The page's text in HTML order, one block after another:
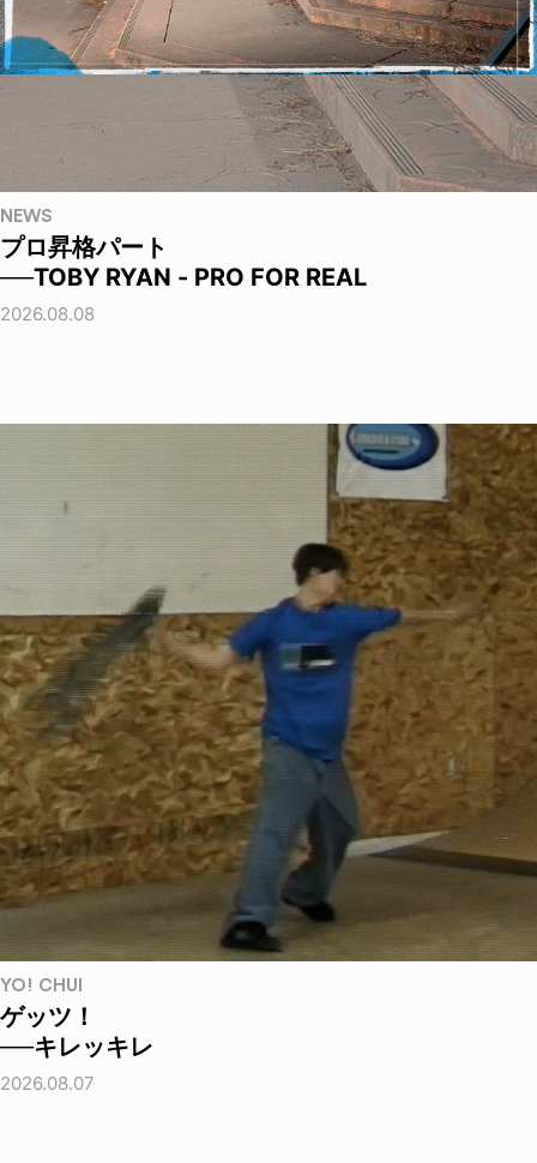
NEWS
プロ昇格パート
──TOBY RYAN - PRO FOR REAL
2026.08.08
YO! CHUI
ゲッツ！
──キレッキレ
2026.08.07